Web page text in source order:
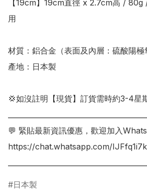
【19cm】19cm直徑 x 2.7cm高 /
用
材質：鋁合金（表面及內層：硫酸陽極
產地：日本製
💢如沒註明【現貨】訂貨需時約3-4星
💬 緊貼最新資訊優惠，歡迎加入
https://chat.whatsapp.com/
日本製